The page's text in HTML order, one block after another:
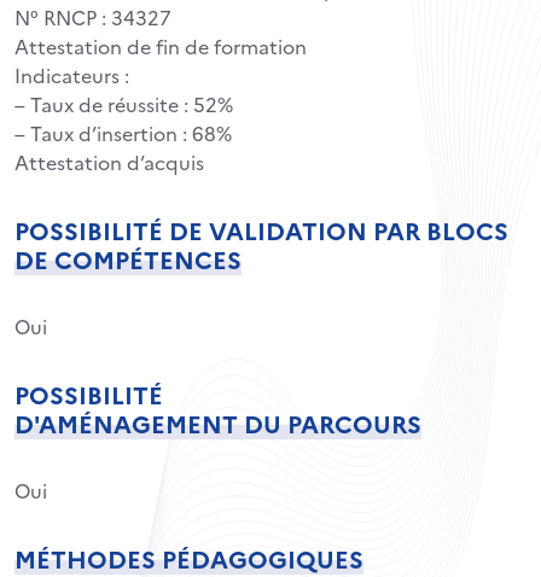
N° RNCP : 34327
Attestation de fin de formation
Indicateurs :
– Taux de réussite : 52%
– Taux d’insertion : 68%
Attestation d’acquis
POSSIBILITÉ DE VALIDATION PAR BLOCS
DE COMPÉTENCES
Oui
POSSIBILITÉ
D'AMÉNAGEMENT DU PARCOURS
Oui
MÉTHODES PÉDAGOGIQUES